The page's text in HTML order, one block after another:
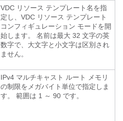
VDC リソース テンプレート名を指
定し、VDC リソース テンプレート
コンフィギュレーション モードを開
始します。 名前は最大 32 文字の英
数字で、大文字と小文字は区別され
ません。
IPv4 マルチキャスト ルート メモリ
の制限をメガバイト単位で指定しま
す。 範囲は 1 ～ 90 です。